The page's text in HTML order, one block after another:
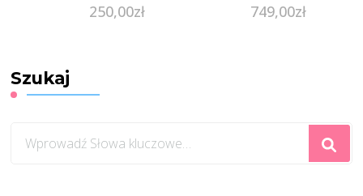
250,00zł 749,00zł
Szukaj
czegoś?